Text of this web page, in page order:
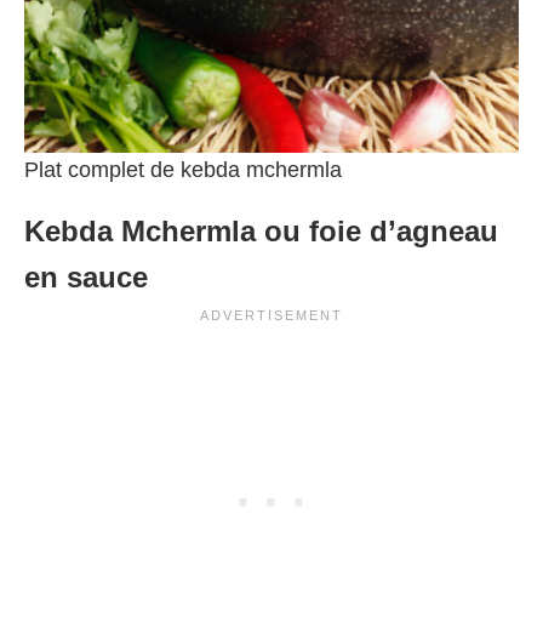
Plat complet de kebda mchermla
Kebda Mchermla ou foie d’agneau
en sauce